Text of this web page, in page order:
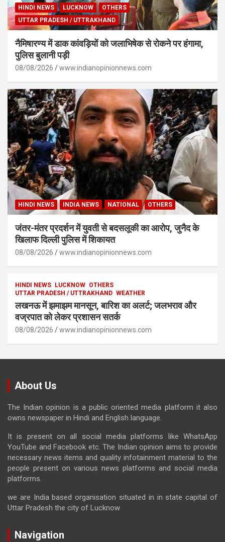
HINDI NEWS LUCKNOW
OTHERS
UTTAR PRADESH / UTTRAKHAND
नैमिषारण्य में डाक कांवड़ियों को जलाभिषेक से रोकने पर हंगामा,
पुलिस बुलानी पड़ी
08/08/2026 www.indianopinionnews.com
HINDI NEWS INDIA NEWS NATIONAL OTHERS
जंतर-मंतर प्रदर्शन में युवती से बदसलूकी का आरोप, जुनैद के
खिलाफ दिल्ली पुलिस में शिकायत
08/08/2026 www.indianopinionnews.com
HINDI NEWS LUCKNOW OTHERS
UTTAR PRADESH / UTTRAKHAND WEATHER
लखनऊ में झमाझम मानसून, बारिश का अलर्ट; जलभराव और
वज्रपात को लेकर प्रशासन सतर्क
08/08/2026 www.indianopinionnews.com
About Us
The Indian opinion is a public oriented media platform it also
owns newspaper in Hindi and English language.
It is present on all social media platforms like WhatsApp
YouTube and Facebook etc. The Indian opinion aims to provide
necessary news items and quality infotainment material to the
people present on various news platforms and social media
platforms.
we are India based organisation situated in in state capital of
Uttar Pradesh the city of Lucknow
Navigation